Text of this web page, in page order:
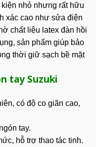
nhỏ nhưng rất hữu
xác cao như sửa điện
chất liệu latex đàn hồi
sản phẩm giúp bảo
thời giữ sạch bề mặt
tay Suzuki
có độ co giãn cao,
tay.
hỗ trợ thao tác tinh.